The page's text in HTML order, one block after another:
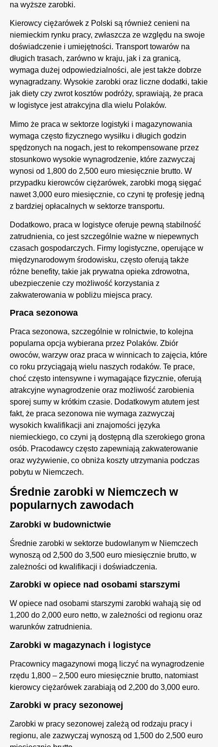
na wyższe zarobki.
Kierowcy ciężarówek z Polski są również cenieni na
niemieckim rynku pracy, zwłaszcza ze względu na swoje
doświadczenie i umiejętności. Transport towarów na
długich trasach, zarówno w kraju, jak i za granicą,
wymaga dużej odpowiedzialności, ale jest także dobrze
wynagradzany. Wysokie zarobki oraz liczne dodatki, takie
jak diety czy zwrot kosztów podróży, sprawiają, że praca
w logistyce jest atrakcyjna dla wielu Polaków.
Mimo że praca w sektorze logistyki i magazynowania
wymaga często fizycznego wysiłku i długich godzin
spędzonych na nogach, jest to rekompensowane przez
stosunkowo wysokie wynagrodzenie, które zazwyczaj
wynosi od 1,800 do 2,500 euro miesięcznie brutto. W
przypadku kierowców ciężarówek, zarobki mogą sięgać
nawet 3,000 euro miesięcznie, co czyni tę profesję jedną
z bardziej opłacalnych w sektorze transportu.
Dodatkowo, praca w logistyce oferuje pewną stabilność
zatrudnienia, co jest szczególnie ważne w niepewnych
czasach gospodarczych. Firmy logistyczne, operujące w
międzynarodowym środowisku, często oferują także
różne benefity, takie jak prywatna opieka zdrowotna,
ubezpieczenie czy możliwość korzystania z
zakwaterowania w pobliżu miejsca pracy.
Praca sezonowa
Praca sezonowa, szczególnie w rolnictwie, to kolejna
popularna opcja wybierana przez Polaków. Zbiór
owoców, warzyw oraz praca w winnicach to zajęcia, które
co roku przyciągają wielu naszych rodaków. Te prace,
choć często intensywne i wymagające fizycznie, oferują
atrakcyjne wynagrodzenie oraz możliwość zarobienia
sporej sumy w krótkim czasie. Dodatkowym atutem jest
fakt, że praca sezonowa nie wymaga zazwyczaj
wysokich kwalifikacji ani znajomości języka
niemieckiego, co czyni ją dostępną dla szerokiego grona
osób. Pracodawcy często zapewniają zakwaterowanie
oraz wyżywienie, co obniża koszty utrzymania podczas
pobytu w Niemczech.
Średnie zarobki w Niemczech w
popularnych zawodach
Zarobki w budownictwie
Średnie zarobki w sektorze budowlanym w Niemczech
wynoszą od 2,500 do 3,500 euro miesięcznie brutto, w
zależności od kwalifikacji i doświadczenia.
Zarobki w opiece nad osobami starszymi
W opiece nad osobami starszymi zarobki wahają się od
1,200 do 2,000 euro netto, w zależności od regionu oraz
warunków zatrudnienia.
Zarobki w magazynach i logistyce
Pracownicy magazynowi mogą liczyć na wynagrodzenie
rzędu 1,800 – 2,500 euro miesięcznie brutto, natomiast
kierowcy ciężarówek zarabiają od 2,200 do 3,000 euro.
Zarobki w pracy sezonowej
Zarobki w pracy sezonowej zależą od rodzaju pracy i
regionu, ale zazwyczaj wynoszą od 1,500 do 2,500 euro